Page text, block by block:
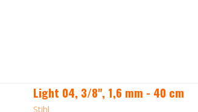
Light 04, 3/8", 1,6 mm - 40 cm
Stihl